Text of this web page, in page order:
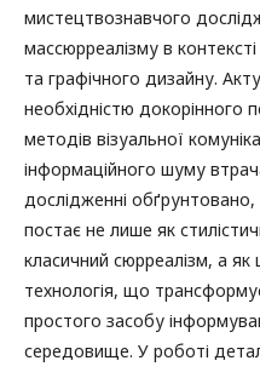
мистецтвознавчого
массюрреалізму в
та графічного дизайну.
необхідністю докорінного
методів візуальної
інформаційного шуму
дослідженні
постає не лише як
класичний сюрреалізм, а як
технологія, що
простого засобу
середовище. У роботі